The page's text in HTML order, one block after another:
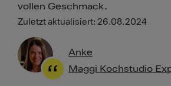
vollen Geschmack.
Zuletzt aktualisiert: 26.08.2024
Anke
Maggi Kochstudio